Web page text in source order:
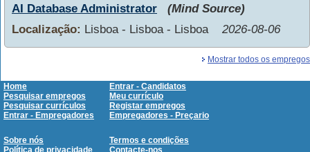
AI Database Administrator
(Mind Source)
Localização: Lisboa - Lisboa - Lisboa 2026-08-06
Mostrar todos os empregos
Home
Entrar - Candidatos
Pesquisar empregos
Meu currículo
Pesquisar currículos
Registar empregos
Entrar - Empregadores
Empregadores - Preçario
Sobre nós
Termos e condições
Política de privacidade
Contacte-nos